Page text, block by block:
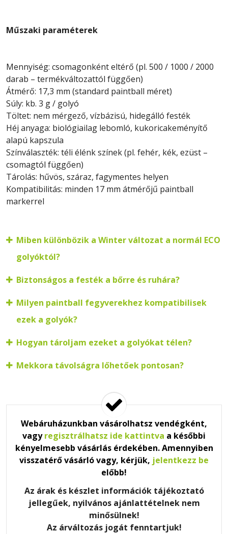
Műszaki paraméterek
Mennyiség: csomagonként eltérő (pl. 500 / 1000 / 2000
darab – termékváltozattól függően)
Átmérő: 17,3 mm (standard paintball méret)
Súly: kb. 3 g / golyó
Töltet: nem mérgező, vízbázisú, hidegálló festék
Héj anyaga: biológiailag lebomló, kukoricakeményítő
alapú kapszula
Színválaszték: téli élénk színek (pl. fehér, kék, ezüst –
csomagtól függően)
Tárolás: hűvös, száraz, fagymentes helyen
Kompatibilitás: minden 17 mm átmérőjű paintball
markerrel
Miben különbözik a Winter változat a normál ECO
golyóktól?
Biztonságos a festék a bőrre és ruhára?
Milyen paintball fegyverekhez kompatibilisek
ezek a golyók?
Hogyan tároljam ezeket a golyókat télen?
Mekkora távolságra lőhetőek pontosan?
Webáruházunkban vásárolhatsz vendégként,
vagyregisztrálhatsz ide kattintva a későbbi
kényelmesebb vásárlás érdekében. Amennyiben
visszatérő vásárló vagy, kérjük, jelentkezz be
előbb!
Az árak és készlet információk tájékoztató
jellegűek, nyilvános ajánlattételnek nem
minősülnek!
Az árváltozás jogát fenntartjuk!